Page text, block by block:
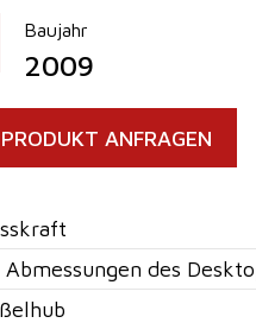
Baujahr
2009
PRODUKT ANFRAGEN
Abmessungen des